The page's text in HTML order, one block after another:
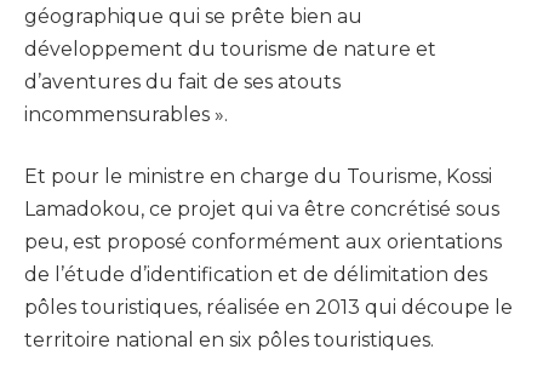
géographique qui se prête bien au
développement du tourisme de nature et
d’aventures du fait de ses atouts
incommensurables ».
Et pour le ministre en charge du Tourisme, Kossi
Lamadokou, ce projet qui va être concrétisé sous
peu, est proposé conformément aux orientations
de l’étude d’identification et de délimitation des
pôles touristiques, réalisée en 2013 qui découpe le
territoire national en six pôles touristiques.